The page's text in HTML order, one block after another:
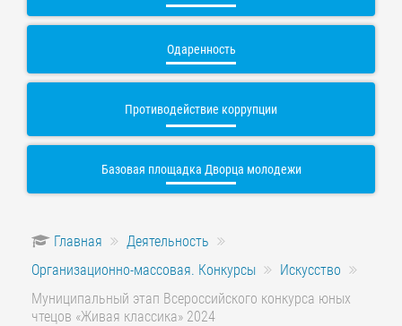
Одаренность
Противодействие коррупции
Базовая площадка Дворца молодежи
Главная
Деятельность
Организационно-массовая. Конкурсы
Искусство
Муниципальный этап Всероссийского конкурса юных
чтецов «Живая классика» 2024